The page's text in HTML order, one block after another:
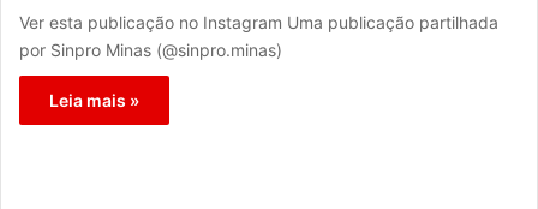
Ver esta publicação no Instagram Uma publicação partilhada
por Sinpro Minas (@sinpro.minas)
Leia mais »